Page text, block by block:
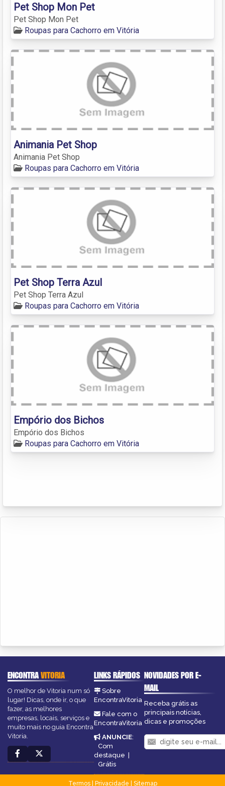
Pet Shop Mon Pet
Pet Shop Mon Pet
Roupas para Cachorro em Vitória
Animania Pet Shop
Animania Pet Shop
Roupas para Cachorro em Vitória
Pet Shop Terra Azul
Pet Shop Terra Azul
Roupas para Cachorro em Vitória
Empório dos Bichos
Empório dos Bichos
Roupas para Cachorro em Vitória
ENCONTRAVITORIA
O melhor de Vitoria num só
lugar! Dicas, onde ir, o que
fazer, as melhores
empresas, locais, serviços e
muito mais no guia Encontra
Vitoria.
LINKS RÁPIDOS
Sobre
EncontraVitoria
Fale com o
EncontraVitoria
ANUNCIE:
Com
destaque |
Grátis
NOVIDADES POR E-
MAIL
Receba grátis as
principais notícias,
dicas e promoções
Termos| Privacidade
Sitemap